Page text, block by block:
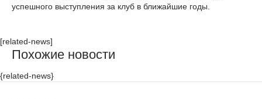
успешного выступления за клуб в ближайшие годы.
[related-news]
Похожие новости
{related-news}